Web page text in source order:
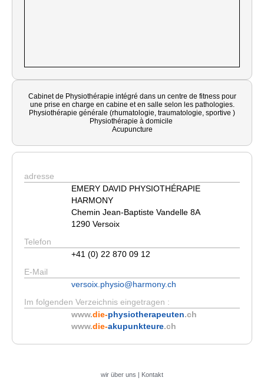
Cabinet de Physiothérapie intégré dans un centre de fitness pour
une prise en charge en cabine et en salle selon les pathologies.
Physiothérapie générale (rhumatologie, traumatologie, sportive )
Physiothérapie à domicile
Acupuncture
adresse
EMERY DAVID PHYSIOTHÉRAPIE
HARMONY
Chemin Jean-Baptiste Vandelle 8A
1290 Versoix
Telefon
+41 (0) 22 870 09 12
E-Mail
versoix.physio@harmony.ch
Im folgenden Verzeichnis eingetragen :
www.die-physiotherapeuten.ch
www.die-akupunkteure.ch
wir über uns | Kontakt